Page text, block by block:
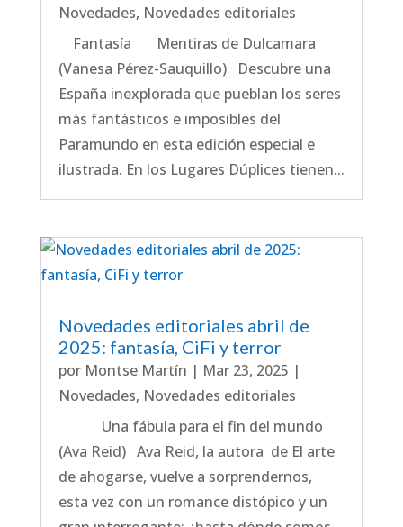
Novedades, Novedades editoriales
Fantasía Mentiras de Dulcamara
(Vanesa Pérez-Sauquillo) Descubre una
España inexplorada que pueblan los seres
más fantásticos e imposibles del
Paramundo en esta edición especial e
ilustrada. En los Lugares Dúplices tienen...
Novedades editoriales abril de
2025: fantasía, CiFi y terror
por Montse Martín | Mar 23, 2025 |
Novedades, Novedades editoriales
Una fábula para el fin del mundo
(Ava Reid) Ava Reid, la autora de El arte
de ahogarse, vuelve a sorprendernos,
esta vez con un romance distópico y un